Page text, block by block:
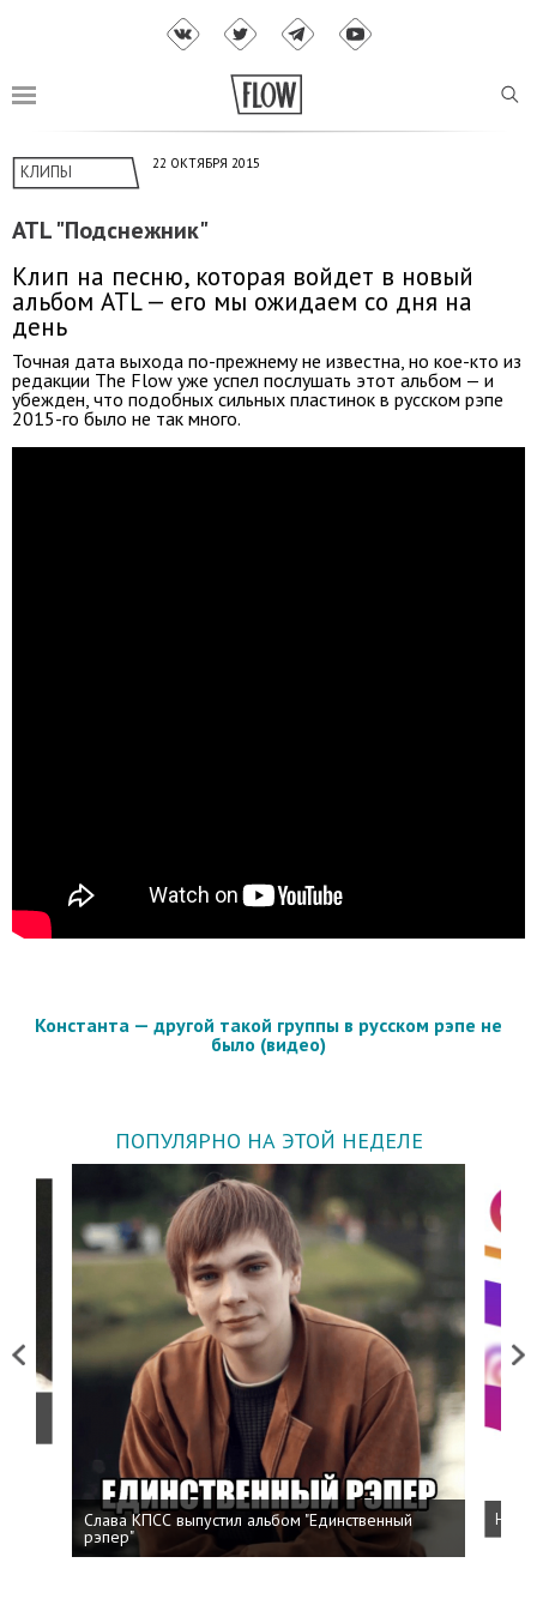
КЛИПЫ 22 ОКТЯБРЯ 2015
ATL "Подснежник"
Клип на песню, которая войдет в новый
альбом ATL — его мы ожидаем со дня на
день
Точная дата выхода по-прежнему не известна, но кое-кто из
редакции The Flow уже успел послушать этот альбом — и
убежден, что подобных сильных пластинок в русском рэпе
2015-го было не так много.
Константа — другой такой группы в русском рэпе не
было (видео)
ПОПУЛЯРНО НА ЭТОЙ НЕДЕЛЕ
Previous
Слава КПСС выпустил альбом "Единственный
рэпер"
Next